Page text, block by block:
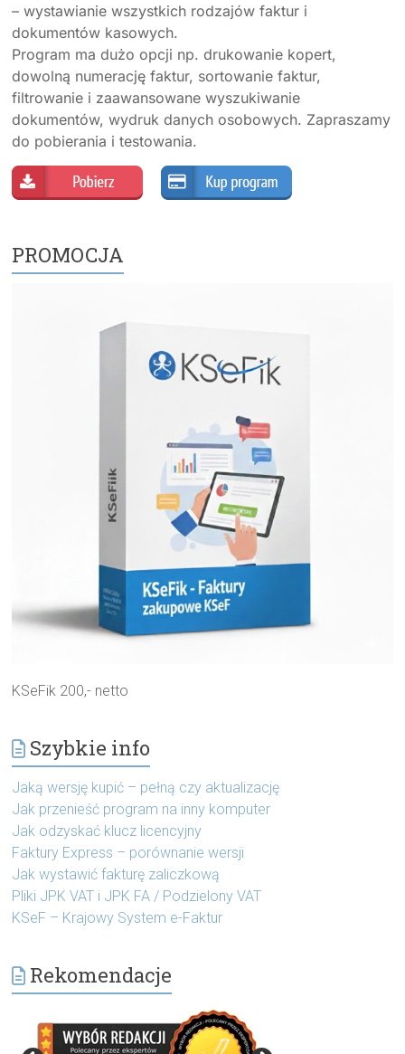
– wystawianie wszystkich rodzajów faktur i
dokumentów kasowych.
Program ma dużo opcji np. drukowanie kopert,
dowolną numerację faktur, sortowanie faktur,
filtrowanie i zaawansowane wyszukiwanie
dokumentów, wydruk danych osobowych. Zapraszamy
do pobierania i testowania.
PROMOCJA
KSeFik 200,- netto
Szybkie info
Jaką wersję kupić – pełną czy aktualizację
Jak przenieść program na inny komputer
Jak odzyskać klucz licencyjny
Faktury Express – porównanie wersji
Jak wystawić fakturę zaliczkową
Pliki JPK VAT i JPK FA / Podzielony VAT
KSeF – Krajowy System e-Faktur
Rekomendacje